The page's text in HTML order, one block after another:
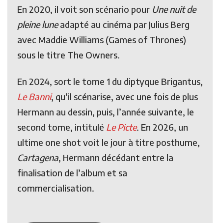
En 2020, il voit son scénario pour Une nuit de
pleine luneadapté au cinéma par Julius Berg
avec Maddie Williams (Games of Thrones)
sous le titre The Owners.
En 2024, sort le tome 1 du diptyque Brigantus,
Le Banni, qu’il scénarise, avec une fois de plus
Hermann au dessin, puis, l’année suivante, le
second tome, intitulé Le Picte. En 2026, un
ultime one shot voit le jour à titre posthume,
Cartagena , Hermann décédant entre la
finalisation de l’album et sa
commercialisation.